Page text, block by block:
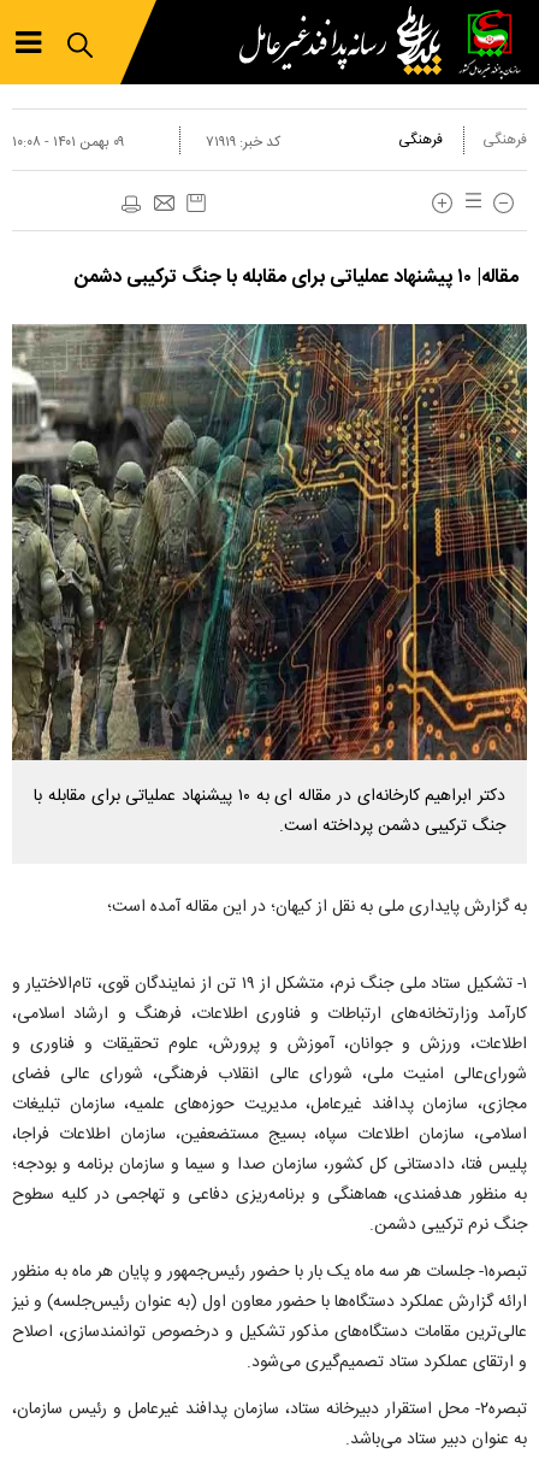
فرهنگی فرهنگی ۰۹ بهمن ۱۴۰۱ - ۱۰:۰۸ کد خبر:۷۱۹۱۹
مقاله| ۱۰ پیشنهاد عملیاتی برای مقابله با جنگ ترکیبی دشمن
دکتر ابراهیم کارخانه‌ای در مقاله ای به ۱۰ پیشنهاد عملیاتی برای مقابله با
جنگ ترکیبی دشمن پرداخته است.
به گزارش پایداری ملی به نقل از کیهان؛ در این مقاله آمده است؛
۱- تشکیل ستاد ملی جنگ نرم، متشکل از ۱۹ تن از نمایندگان قوی، تام‌الاختیار و
کارآمد وزارتخانه‌های ارتباطات و فناوری اطلاعات، فرهنگ و ارشاد اسلامی،
اطلاعات، ورزش و جوانان، آموزش و پرورش، علوم تحقیقات و فناوری و
شورای‌عالی امنیت ملی، شورای عالی انقلاب فرهنگی، شورای عالی فضای
مجازی، سازمان پدافند غیرعامل، مدیریت حوزه‌های علمیه، سازمان تبلیغات
اسلامی، سازمان اطلاعات سپاه، بسیج مستضعفین، سازمان اطلاعات فراجا،
پلیس فتا، دادستانی کل کشور، سازمان صدا و سیما و سازمان برنامه و بودجه؛
به منظور هدفمندی، هماهنگی و برنامه‌ریزی دفاعی و تهاجمی در کلیه سطوح
جنگ نرم ترکیبی دشمن.
تبصره۱- جلسات هر سه ماه یک بار با حضور رئیس‌جمهور و پایان هر ماه به منظور
ارائه گزارش عملکرد دستگاه‌ها با حضور معاون اول (به عنوان رئیس‌جلسه) و نیز
عالی‌ترین مقامات دستگاه‌های مذکور تشکیل و درخصوص توانمند‌سازی، اصلاح
و ارتقای عملکرد ستاد تصمیم‌گیری می‌شود.
تبصره۲- محل استقرار دبیرخانه ستاد، سازمان پدافند غیرعامل و رئیس‌ سازمان،
به عنوان دبیر ستاد می‌باشد.